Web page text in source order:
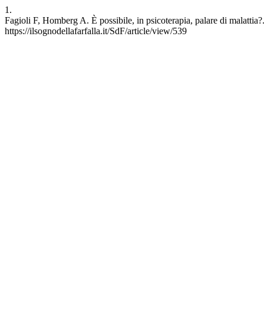
1.
Fagioli F, Homberg A. Ѐ possibile, in psicoterapia, palare di
https://ilsognodellafarfalla.it/SdF/article/view/539